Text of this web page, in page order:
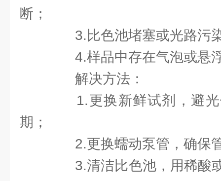
断；
3.比色池堵塞或光路污
4.样品中存在气泡或悬
解决方法：
1.更换新鲜试剂，避光
期；
2.更换蠕动泵管，确保
3.清洁比色池，用稀酸